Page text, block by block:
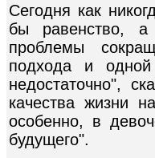
Сегодня как
бы равенство, а
проблемы
подхода и одной
недостаточно",
качества жизни
особенно, в
будущего".